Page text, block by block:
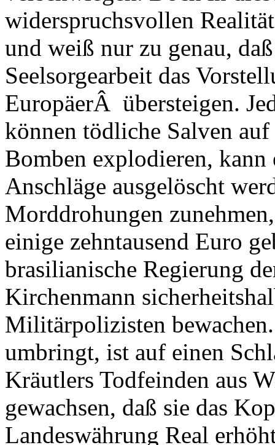
widerspruchsvollen
und weiß nur zu genau,
Seelsorgearbeit das
EuropäerÂ übersteigen.
können tödliche Salven
Bomben explodieren,
Anschläge ausgelöscht
Morddrohungen
einige zehntausend Euro
brasilianische Regierung
Kirchenmann
Militärpolizisten
umbringt, ist auf einen
Kräutlers Todfeinden aus
gewachsen, daß sie das
Landeswährung Real